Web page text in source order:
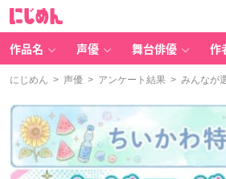
作品名 声優 舞台俳優 作
にじめん > 声優 > アンケート結果 > みんなが